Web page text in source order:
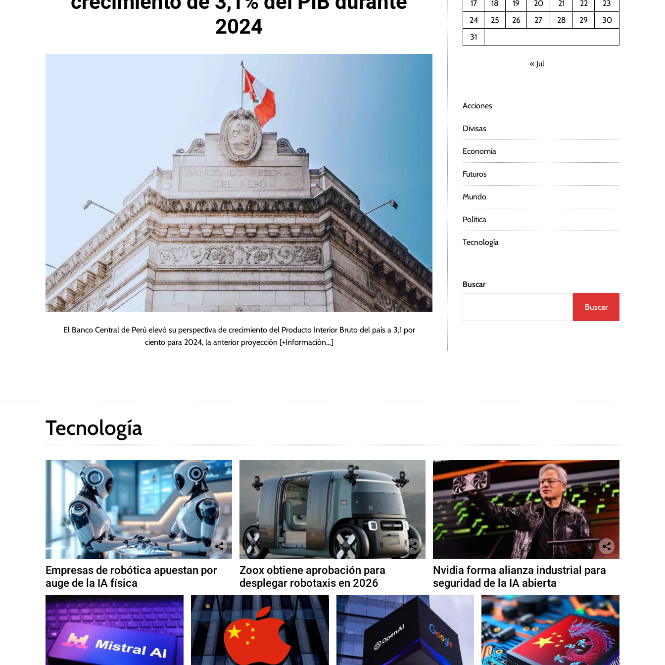
2024
El Banco Central de Perú elevó su perspectiva de crecimiento del Producto Interior Bruto del país a 3,1 por
ciento para 2024, la anterior proyección [+Información…]
17
18 19 20 21 22
23
24
25 26 27 28 29
30
31
« Jul
Acciones
Divisas
Economía
Futuros
Mundo
Política
Tecnología
Buscar
Buscar
Tecnología
Empresas de robótica apuestan por
auge de la IA física
Zoox obtiene aprobación para
desplegar robotaxis en 2026
Nvidia forma alianza industrial para
seguridad de la IA abierta